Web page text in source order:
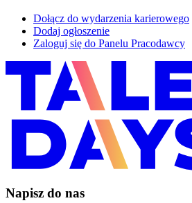
Dołącz do wydarzenia karierowego
Dodaj ogłoszenie
Zaloguj się do Panelu Pracodawcy
Napisz do nas